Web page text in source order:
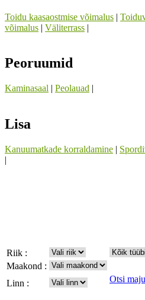
Toidu kaasaostmise võimalus |
võimalus | Väliterrass |
Peoruumid
Kaminasaal | Peolauad |
Lisa
Kanuumatkade korraldamine |
|
Riik :
Maakond :
Linn :
Otsi